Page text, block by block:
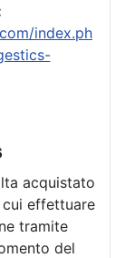
index.ph
acquistato
effettuare
tramite
del